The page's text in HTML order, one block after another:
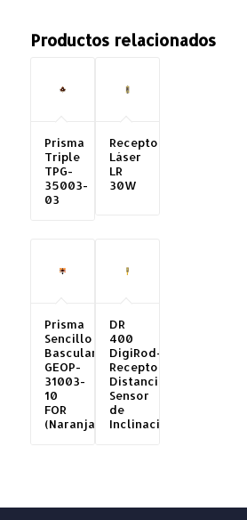
Productos relacionados
Prisma
Triple
TPG-
35003-
03
Receptor
Láser
LR
30W
Prisma
Sencillo
Basculante
GEOP-
31003-
10
FOR
(Naranja)
DR
400
DigiRod-
Receptor-
Distanciómetro-
Sensor
de
Inclinación